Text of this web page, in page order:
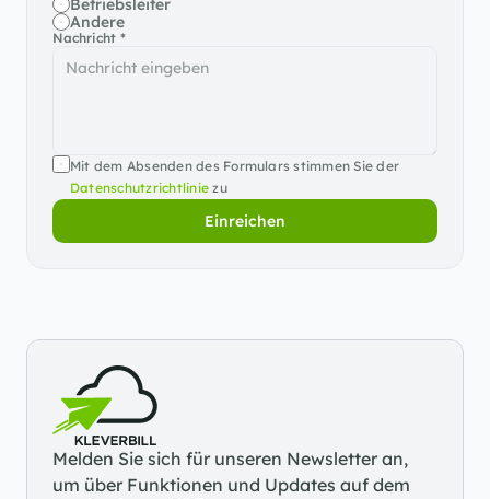
Betriebsleiter
Andere
Nachricht *
Datenschutzrichtlinie zu
Einreichen
Melden Sie sich für unseren Newsletter an,
um über Funktionen und Updates auf dem